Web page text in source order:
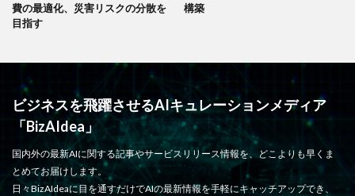
費の最適化、災害リスクの分散を
目指す
構築
ビジネスを飛躍させるAIキュレーションメディア
「BizAIdea」
国内外の最新AIに関する記事やサービスリリース情報を、どこよりも早くま
とめてお届けします。
日々BizAIdeaに目を通すだけでAIの最新情報を手軽にキャッチアップでき、